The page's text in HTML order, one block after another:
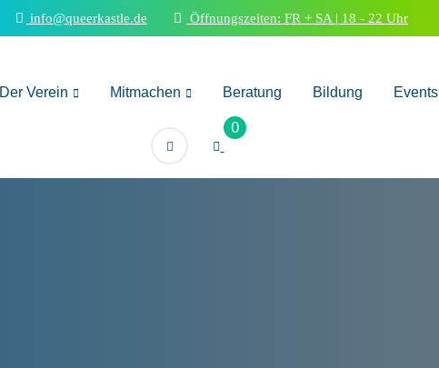
info@queerkastle.de Öffnungszeiten: FR + SA | 18 - 22 Uhr
Der Verein Mitmachen Beratung Bildung Events
0